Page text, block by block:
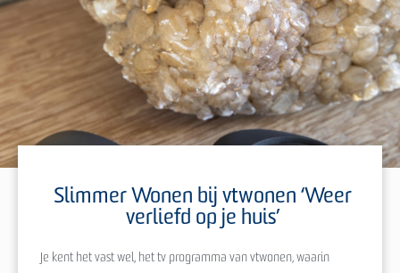
Slimmer Wonen bij vtwonen ‘Weer
verliefd op je huis’
Je kent het vast wel, het tv programma van vtwonen, waarin